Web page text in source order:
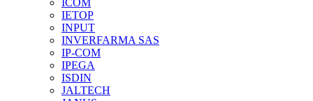
ICOM
IETOP
INPUT
INVERFARMA SAS
IP-COM
IPEGA
ISDIN
JALTECH